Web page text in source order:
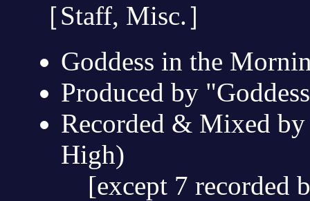
［Staff, Misc.］
Goddess in the
Produced by
Recorded & Mixed
High)
[except 7 recorded